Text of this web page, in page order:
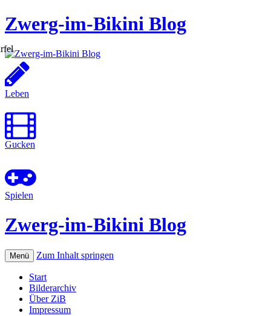
Zwerg-im-Bikini Blog
Leben
Gucken
Spielen
Zwerg-im-Bikini Blog
Menü Zum Inhalt springen
Start
Bilderarchiv
Über ZiB
Impressum